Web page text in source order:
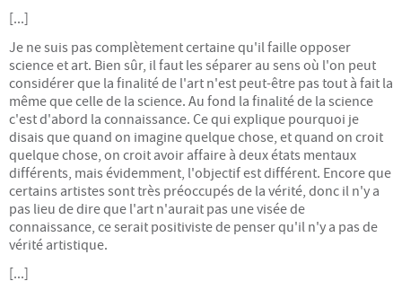
Assemblées Générales
RESSOURCES
Ateliers sciences humaines et plus...
Conférences
Autres ressources
PARTENARIATS & LIENS
[...]
Je ne suis pas complètement certaine qu'il faille opposer
science et art. Bien sûr, il faut les séparer au sens où l'on peut
considérer que la finalité de l'art n'est peut-être pas tout à fait la
même que celle de la science. Au fond la finalité de la science
c'est d'abord la connaissance. Ce qui explique pourquoi je
disais que quand on imagine quelque chose, et quand on croit
quelque chose, on croit avoir affaire à deux états mentaux
différents, mais évidemment, l'objectif est différent. Encore que
certains artistes sont très préoccupés de la vérité, donc il n'y a
pas lieu de dire que l'art n'aurait pas une visée de
connaissance, ce serait positiviste de penser qu'il n'y a pas de
vérité artistique.
[...]